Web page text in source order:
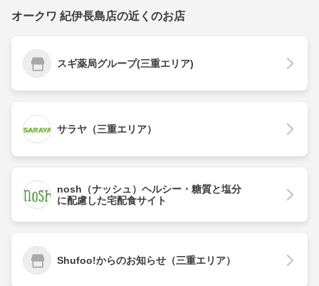
オークワ 紀伊長島店の近くのお店
スギ薬局グループ(三重エリア)
サラヤ（三重エリア）
nosh（ナッシュ）ヘルシー・糖質と塩分
に配慮した宅配食サイト
Shufoo!からのお知らせ（三重エリア）